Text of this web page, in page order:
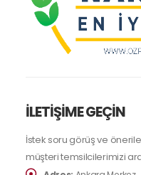
İLETİŞİME GEÇİN
İstek soru görüş ve
müşteri temsilcilerimizi